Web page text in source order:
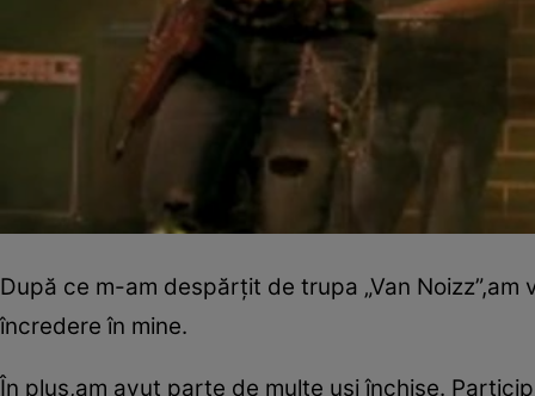
După ce m-am despărţit de trupa „Van
încredere în mine.
În plus,am avut parte de multe uşi închise.